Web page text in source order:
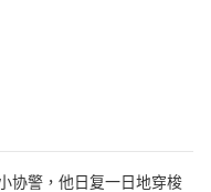
协警，他日复一日地穿梭